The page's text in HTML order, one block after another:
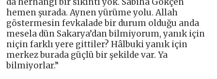
hemen şurada. Aynen yürüme yolu. Allah
göstermesin fevkalade bir durum olduğu anda
mesela dün Sakarya’dan bilmiyorum, yanık için
niçin farklı yere gittiler? Hâlbuki yanık için
merkez burada güçlü bir şekilde var. Ya
bilmiyorlar.”